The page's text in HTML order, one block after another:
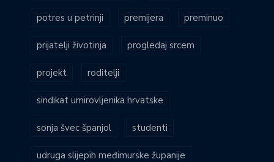
potres u petrinji premijera preminuo
prijatelji životinja progledaj srcem
projekt roditelji
sindikat umirovljenika hrvatske
sonja švec španjol studenti
udruga slijepih međimurske županije